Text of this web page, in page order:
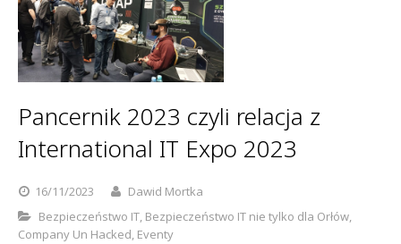
Serwery pocztowe
Sophos
Kontakt
Polityka prywatności
Pancernik 2023 czyli relacja z
International IT Expo 2023
16/11/2023
Dawid Mortka
Bezpieczeństwo IT, Bezpieczeństwo IT nie tylko dla Orłów,
Company Un Hacked, Eventy